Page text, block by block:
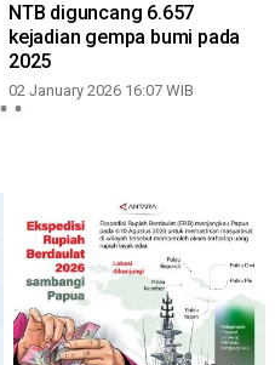
NTB diguncang 6.657
kejadian gempa bumi pada
2025
02 January 2026 16:07 WIB